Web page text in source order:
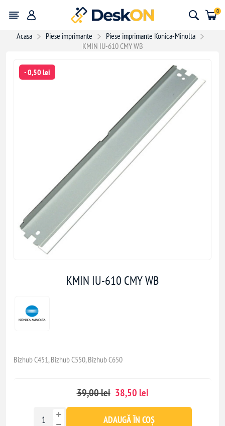
0
Acasa Piese imprimante
Piese imprimante Konica-Minolta
KMIN IU-610 CMY WB
- 0,50 lei
KMIN IU-610 CMY WB
Bizhub C451, Bizhub C550, Bizhub C650
39,00 lei 38,50 lei
ADAUGĂ ÎN COȘ